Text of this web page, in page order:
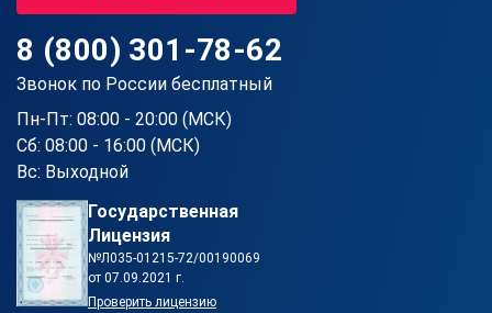
8 (800) 301-78-62
Звонок по России бесплатный
Пн-Пт: 08:00 - 20:00 (МСК)
Сб: 08:00 - 16:00 (МСК)
Вс: Выходной
Государственная
Лицензия
№Л035-01215-72/00190069
от 07.09.2021 г.
Проверить лицензию